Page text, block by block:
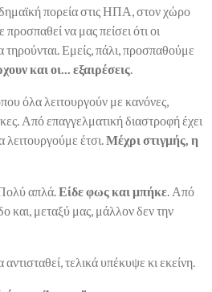
πορεία στις ΗΠΑ, στον χώρο
προσπαθεί να μας πείσει ότι οι
τηρούνται. Εμείς, πάλι, προσπαθούμε
και οι... εξαιρέσεις.
όλα λειτουργούν με κανόνες,
Από επαγγελματική διαστροφή έχει
λειτουργούμε έτσι.Μέχρι στιγμής, η
απλά.Είδε φως και μπήκε. Από
και, μεταξύ μας, μάλλον δεν την
τελικά υπέκυψε κι εκείνη.